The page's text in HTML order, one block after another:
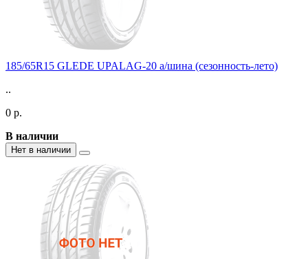
185/65R15 GLEDE UPALAG-20 а/шина (сезонность-лето)
..
0 р.
В наличии
Нет в наличии